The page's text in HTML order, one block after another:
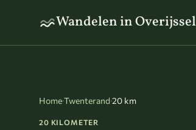
Wandelen in Overijssel
Home·Twenterand·20 km
20 KILOMETER